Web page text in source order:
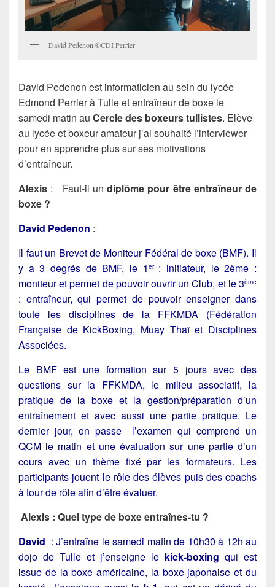
David Pedenon ©CDI Perrier
David Pedenon est informaticien au sein du lycée
Edmond Perrier à Tulle et entraîneur de boxe le
samedi matin au Cercle des boxeurs tullistes. Elève
au lycée et boxeur amateur j’ai souhaité l’interviewer
pour en apprendre plus sur ses motivations
d’entraîneur.
Alexis : Faut-il un diplôme pour être entraîneur de
boxe ?
David Pedenon :
Il faut un Brevet de Moniteur Fédéral de boxe (BMF). Il
y a 3 degrés de BMF, le 1 er : initiateur, le 2ème :
moniteur et permet de pouvoir ouvrir un Club, et le 3ème
: entraîneur, qui permet de pouvoir enseigner dans
toute les disciplines de la FFKMDA (Fédération
Française de KickBoxing, Muay Thaï et Disciplines
Associées.
Le BMF est une formation sur 5 jours avec des
questions sur la FFKMDA, le milieu associatif, la
pratique de la boxe et la gestion/préparation d’un
entraînement et avec aussi une partie pratique. Le
dernier jour, on passe l’examen qui comprend un
QCM le matin et une évaluation sur une partie d’un
cours avec un thème fixé par les formateurs. Les
participants jouent le rôle des élèves puis des coachs
à tour de rôle afin d’être évaluer.
Alexis : Quel type de boxe entraînes-tu ?
David :J’entraîne le samedi matin de 10h30 à 12h au
dojo de Tulle et j’enseigne le kick-boxing qui est
issue de la boxe américaine, la boxe japonaise et du